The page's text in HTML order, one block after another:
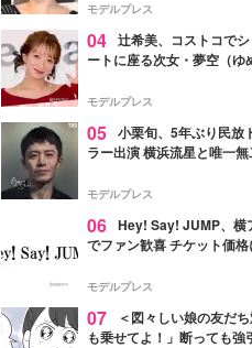
モデルプレス
04 辻希美、コストコで
ートに座る次女・夢空（ゆ
ぎ」「成長を感じる」の声
モデルプレス
05 小栗旬、5年ぶり民放
ラー出演 横浜流星と唯一
モデルプレス
06 Hey! Say! JUMP、横
でファン歓喜 チケット価
モデルプレス
07
＜図々しい娘の友だ
も乗せてよ！」断っても強